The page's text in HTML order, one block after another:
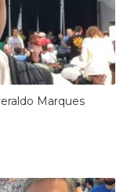
Marques